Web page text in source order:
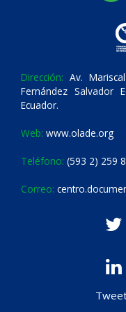
Dirección: Av.
Fernández
Ecuador.
Web: www.olade.org
Teléfono: (593 2) 259
Correo: